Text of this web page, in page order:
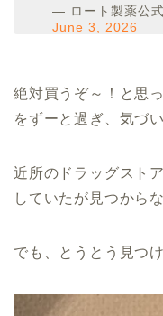
— ロート製薬公
June 3, 2026
絶対買うぞ～！と思
をずーと過ぎ、気づ
近所のドラッグスト
していたが見つからな
でも、とうとう見つ